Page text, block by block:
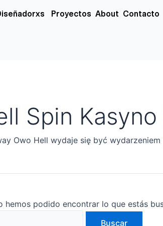
ProductosOpen Diseñadorxs
Proyectos About Contacto
Spin
Owo Hell wydaje się być
hemos podido encontrar lo que estás